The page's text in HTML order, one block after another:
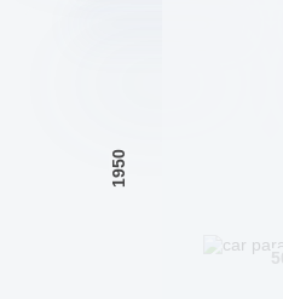
1950